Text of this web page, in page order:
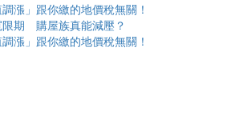
調漲」跟你繳的地價稅無關！
限期 購屋族真能減壓？
調漲」跟你繳的地價稅無關！